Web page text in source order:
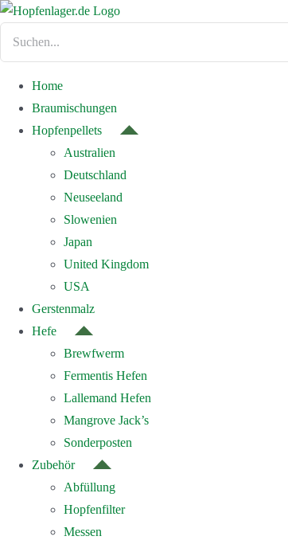
Zum
Home
Braumischungen
Hopfenpellets
Australien
Deutschland
Neuseeland
Slowenien
Japan
United Kingdom
USA
Gerstenmalz
Hefe
Brewfwerm
Fermentis Hefen
Lallemand Hefen
Mangrove Jack’s
Sonderposten
Zubehör
Abfüllung
Hopfenfilter
Messen